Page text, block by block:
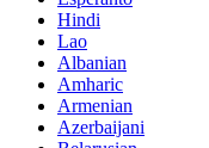
Hindi
Lao
Albanian
Amharic
Armenian
Azerbaijani